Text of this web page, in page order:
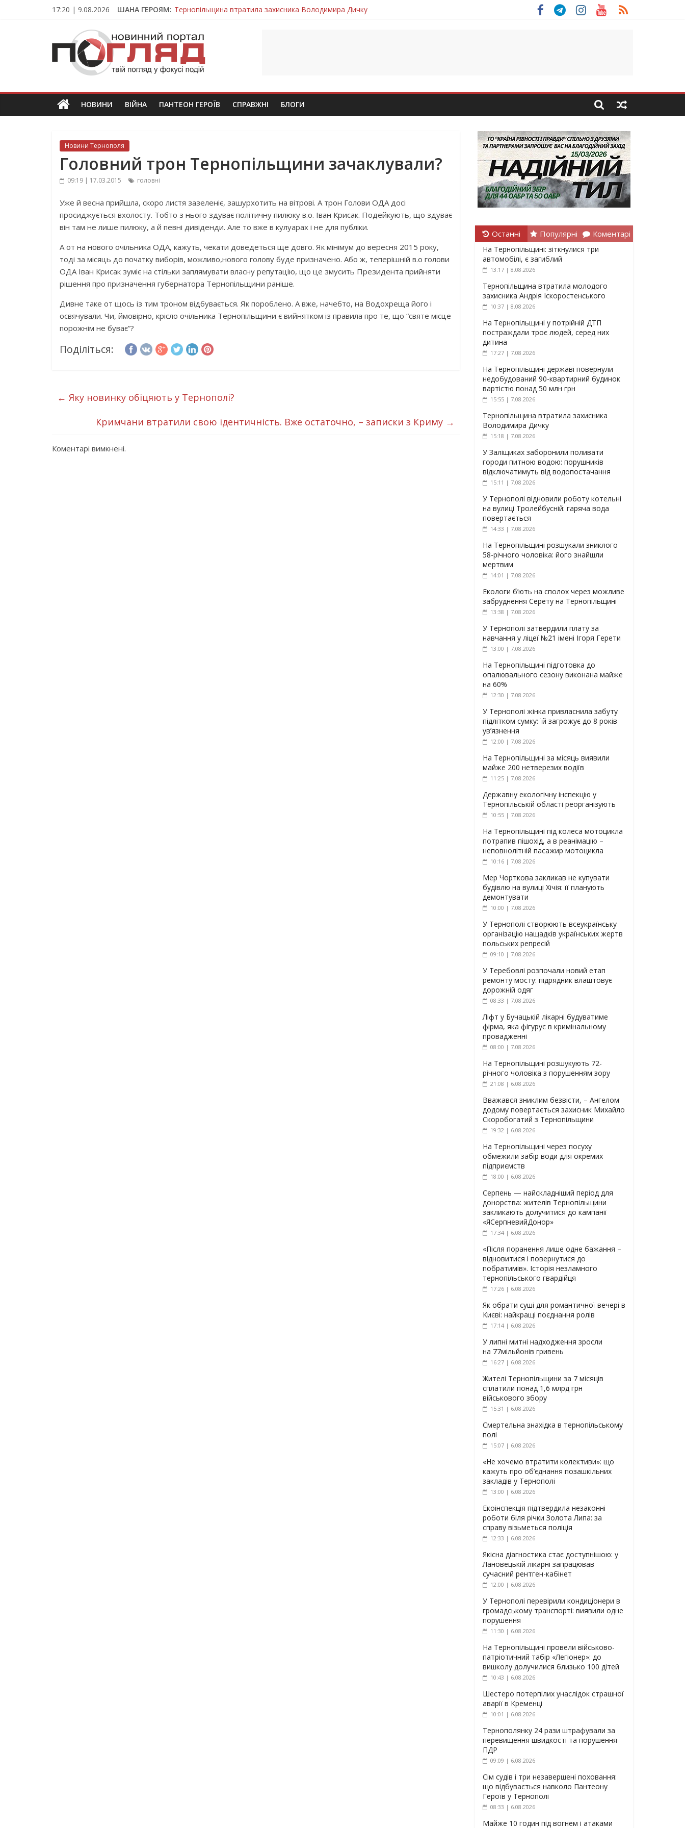
17:20 | 9.08.2026 ШАНА ГЕРОЯМ: Тернопільщина втратила захисника Володимира Дичку
На війні загинув молодий захисник Дмитро Березко з Тернопільщини
Тернопільщина втратила захисника Володимира Вельму
Тернопільщина втратила молодого захисника Андрія Іскоростенського
ПОГЛЯД
Новини
Тернополя.
новини
та
НОВИНИ ВІЙНА ПАНТЕОН ГЕРОЇВ СПРАВЖНІ БЛОГИ
Новини Тернополя
Головний трон Тернопільщини зачаклували?
09:19 | 17.03.2015 головні
Уже й весна прийшла, скоро листя зазеленіє, зашурхотить на вітрові. А трон Голови ОДА досі
просиджується вхолосту. Тобто з нього здуває політичну пилюку в.о. Іван Крисак. Подейкують, що здуває
він там не лише пилюку, а й певні дивіденди. Але то вже в кулуарах і не для публіки.
А от на нового очільника ОДА, кажуть, чекати доведеться ще довго. Як мінімум до вересня 2015 року,
тоді за місяць до початку виборів, можливо,нового голову буде призначено. Або ж, теперішній в.о голови
ОДА Іван Крисак зуміє на стільки заплямувати власну репутацію, що це змусить Президента прийняти
рішення про призначення губернатора Тернопільщини раніше.
Дивне таке от щось із тим троном відбувається. Як пороблено. А вже, начебто, на Водохреща його і
освячували. Чи, ймовірно, крісло очільника Тернопільщини є вийнятком із правила про те, що “святе місце
порожнім не буває”?
Поділіться:
← Яку новинку обіцяють у Тернополі?
Кримчани втратили свою ідентичність. Вже остаточно, – записки з Криму →
Коментарі вимкнені.
Останні Популярні Коментарі
На Тернопільщині: зіткнулися три
автомобілі, є загиблий
13:17 | 8.08.2026
Тернопільщина втратила молодого
захисника Андрія Іскоростенського
10:37 | 8.08.2026
На Тернопільщині у потрійній ДТП
постраждали троє людей, серед них
дитина
17:27 | 7.08.2026
На Тернопільщині державі повернули
недобудований 90-квартирний будинок
вартістю понад 50 млн грн
15:55 | 7.08.2026
Тернопільщина втратила захисника
Володимира Дичку
15:18 | 7.08.2026
У Заліщиках заборонили поливати
городи питною водою: порушників
відключатимуть від водопостачання
15:11 | 7.08.2026
У Тернополі відновили роботу котельні
на вулиці Тролейбусній: гаряча вода
повертається
14:33 | 7.08.2026
На Тернопільщині розшукали зниклого
58-річного чоловіка: його знайшли
мертвим
14:01 | 7.08.2026
Екологи б’ють на сполох через можливе
забруднення Серету на Тернопільщині
13:38 | 7.08.2026
У Тернополі затвердили плату за
навчання у ліцеї №21 імені Ігоря Герети
13:00 | 7.08.2026
На Тернопільщині підготовка до
опалювального сезону виконана майже
на 60%
12:30 | 7.08.2026
У Тернополі жінка привласнила забуту
підлітком сумку: їй загрожує до 8 років
ув’язнення
12:00 | 7.08.2026
На Тернопільщині за місяць виявили
майже 200 нетверезих водіїв
11:25 | 7.08.2026
Державну екологічну інспекцію у
Тернопільській області реорганізують
10:55 | 7.08.2026
На Тернопільщині під колеса мотоцикла
потрапив пішохід, а в реанімацію –
неповнолітній пасажир мотоцикла
10:16 | 7.08.2026
Мер Чорткова закликав не купувати
будівлю на вулиці Хічія: її планують
демонтувати
10:00 | 7.08.2026
У Тернополі створюють всеукраїнську
організацію нащадків українських жертв
польських репресій
09:10 | 7.08.2026
У Теребовлі розпочали новий етап
ремонту мосту: підрядник влаштовує
дорожній одяг
08:33 | 7.08.2026
Ліфт у Бучацькій лікарні будуватиме
фірма, яка фігурує в кримінальному
провадженні
08:00 | 7.08.2026
На Тернопільщині розшукують 72-
річного чоловіка з порушенням зору
21:08 | 6.08.2026
Вважався зниклим безвісти, – Ангелом
додому повертається захисник Михайло
Скоробогатий з Тернопільщини
19:32 | 6.08.2026
На Тернопільщині через посуху
обмежили забір води для окремих
підприємств
18:00 | 6.08.2026
Серпень — найскладніший період для
донорства: жителів Тернопільщини
закликають долучитися до кампанії
«ЯСерпневийДонор»
17:34 | 6.08.2026
«Після поранення лише одне бажання –
відновитися і повернутися до
побратимів». Історія незламного
тернопільського гвардійця
17:26 | 6.08.2026
Як обрати суші для романтичної вечері в
Києві: найкращі поєднання ролів
17:14 | 6.08.2026
У липні митні надходження зросли
на 77мільйонів гривень
16:27 | 6.08.2026
Жителі Тернопільщини за 7 місяців
сплатили понад 1,6 млрд грн
військового збору
15:31 | 6.08.2026
Смертельна знахідка в тернопільському
полі
15:07 | 6.08.2026
«Не хочемо втратити колективи»: що
кажуть про об’єднання позашкільних
закладів у Тернополі
13:00 | 6.08.2026
Екоінспекція підтвердила незаконні
роботи біля річки Золота Липа: за
справу візьметься поліція
12:33 | 6.08.2026
Якісна діагностика стає доступнішою: у
Лановецькій лікарні запрацював
сучасний рентген-кабінет
12:00 | 6.08.2026
У Тернополі перевірили кондиціонери в
громадському транспорті: виявили одне
порушення
11:30 | 6.08.2026
На Тернопільщині провели військово-
патріотичний табір «Легіонер»: до
вишколу долучилися близько 100 дітей
10:43 | 6.08.2026
Шестеро потерпілих унаслідок страшної
аварії в Кременці
10:01 | 6.08.2026
Тернополянку 24 рази штрафували за
перевищення швидкості та порушення
ПДР
09:09 | 6.08.2026
Сім судів і три незавершені поховання:
що відбувається навколо Пантеону
Героїв у Тернополі
08:33 | 6.08.2026
Майже 10 годин під вогнем і атаками